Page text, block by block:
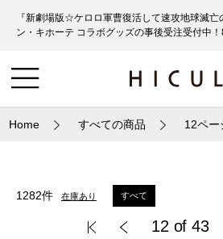
『新劇場版☆ケロロ軍曹復活して速攻地球滅亡
ン・キホーテ コラボグッズの事後受注受付中！
Home すべての商品 12ペー
1282件 在庫あり すべて
12 of 43